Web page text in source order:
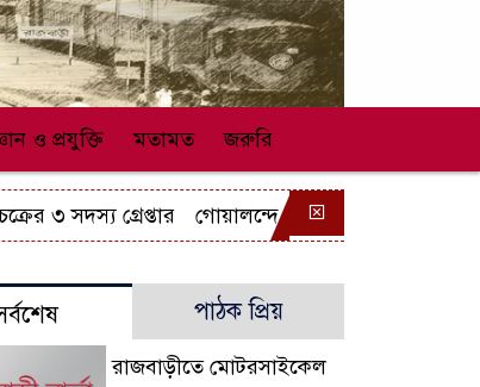
ও প্রযুক্তি মতামত জরুরি
৩ সদস্য গ্রেপ্তার গোয়ালন্দে বিদেশী রিভলবারসহ যুবক
পাঠক প্রিয়
রাজবাড়ীতে মোটরসাইকেল